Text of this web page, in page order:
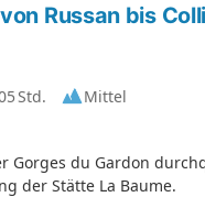
Russan bis
Std.
Mittel
Gorges du Gardon
der Stätte La Baume.